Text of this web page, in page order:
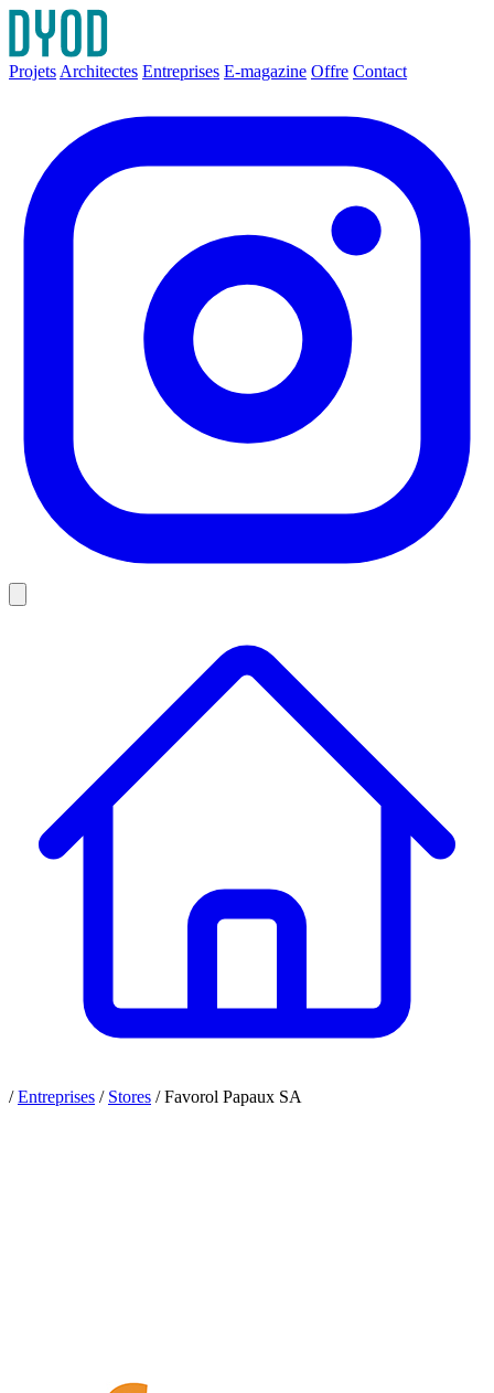
Projets Architectes Entreprises E-magazine Offre Contact
/ Entreprises / Stores /Favorol Papaux SA